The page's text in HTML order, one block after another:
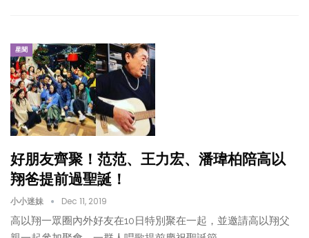
星聞
好朋友齊聚！范范、王力宏、潘瑋柏陪高以
翔爸提前過聖誕！
小小迷妹 Dec 11, 2019
高以翔一眾圈內外好友在10日特別聚在一起，並邀請高以翔父